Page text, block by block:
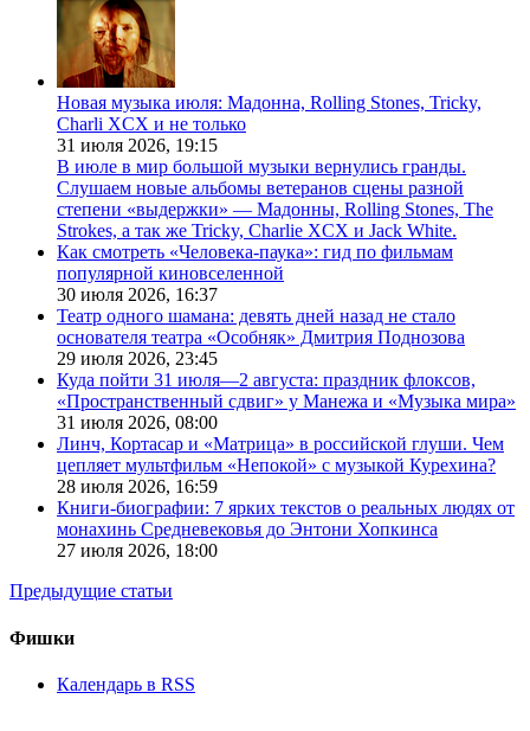
Новая музыка июля: Мадонна, Rolling Stones, Tricky,
Charli XCX и не только
31 июля 2026, 19:15
В июле в мир большой музыки вернулись гранды.
Слушаем новые альбомы ветеранов сцены разной
степени «выдержки» — Мадонны, Rolling Stones, The
Strokes, а так же Tricky, Charlie XCX и Jack White.
Как смотреть «Человека-паука»: гид по фильмам
популярной киновселенной
30 июля 2026, 16:37
Театр одного шамана: девять дней назад не стало
основателя театра «Особняк» Дмитрия Поднозова
29 июля 2026, 23:45
Куда пойти 31 июля—2 августа: праздник флоксов,
«Пространственный сдвиг» у Манежа и «Музыка мира»
31 июля 2026, 08:00
Линч, Кортасар и «Матрица» в российской глуши. Чем
цепляет мультфильм «Непокой» с музыкой Курехина?
28 июля 2026, 16:59
Книги-биографии: 7 ярких текстов о реальных людях от
монахинь Средневековья до Энтони Хопкинса
27 июля 2026, 18:00
Предыдущие статьи
Фишки
Календарь в RSS